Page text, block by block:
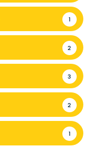
1
2
3
2
1